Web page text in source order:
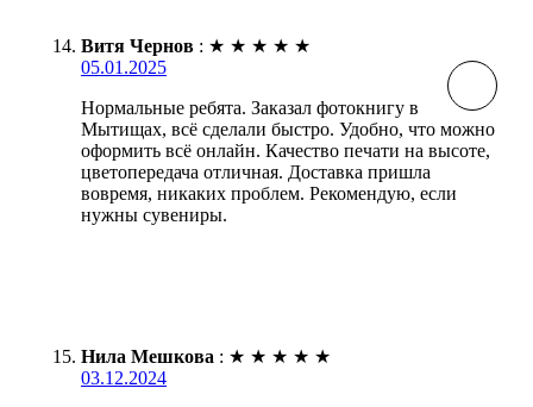
Витя Чернов : ★ ★ ★ ★ ★
05.01.2025
Нормальные ребята. Заказал фотокнигу в
Мытищах, всё сделали быстро. Удобно, что можно
оформить всё онлайн. Качество печати на высоте,
цветопередача отличная. Доставка пришла
вовремя, никаких проблем. Рекомендую, если
нужны сувениры.
Нила Мешкова : ★ ★ ★ ★ ★
03.12.2024